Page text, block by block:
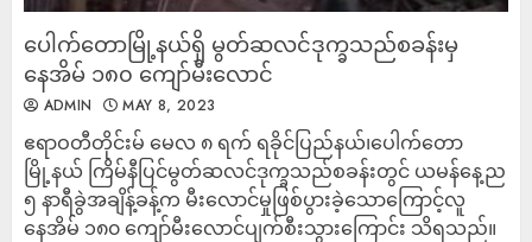
ပေါက်တောမြို့နယ်ရှိ မွတ်ဆလင်ဒုက္ခသည်စခန်းမှ
နေအိမ် ၁၈၀ ကျော်မီးလောင်
ADMIN MAY 8, 2023
ဧရာဝတီတိုင်းမ် မေလ ၈ ရက် ရခိုင်ပြည်နယ်၊ပေါက်တော
မြို့နယ် ကြိမ်နီပြင်မွတ်ဆလင်ဒုက္ခသည်စခန်းတွင် ယမန်နေ့ည
၅ နာရီခွဲအချိန့်ခန့်က မီးလောင်မှုဖြစ်ပွားခဲ့သောကြောင့်လူ
နေအိမ် ၁၈၀ ကျော်မီးလောင်ပျက်စီးသွားကြောင်း သိရသည်။